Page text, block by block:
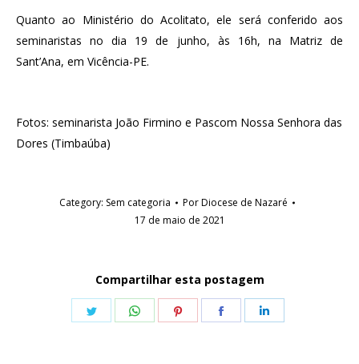
Quanto ao Ministério do Acolitato, ele será conferido aos
seminaristas no dia 19 de junho, às 16h, na Matriz de
Sant’Ana, em Vicência-PE.
Fotos: seminarista João Firmino e Pascom Nossa Senhora das
Dores (Timbaúba)
Category: Sem categoria PorDiocese de Nazaré
17 de maio de 2021
Compartilhar esta postagem
Share
Share
Share
Share